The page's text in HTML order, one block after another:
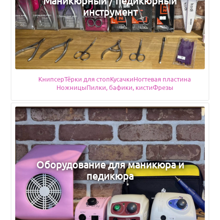
инструмент
Подкатегории
КнипсерТёрки для стопКусачкиНогтевая пластина
НожницыПилки, бафики, кистиФрезы
Оборудование для маникюра и
педикюра